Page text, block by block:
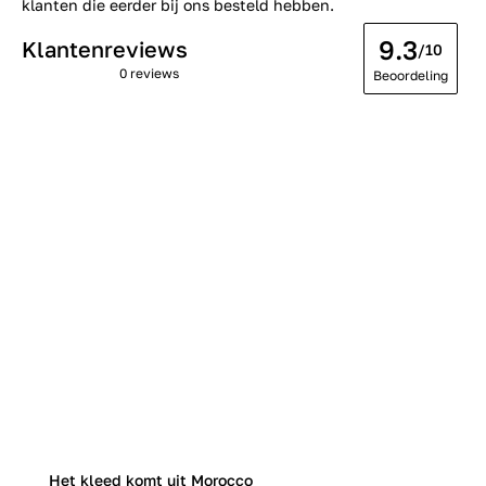
klanten die eerder bij ons besteld hebben.
Het kleed komt uit Morocco
Klantenreviews
0 reviews
9.3/10
Beoordeling